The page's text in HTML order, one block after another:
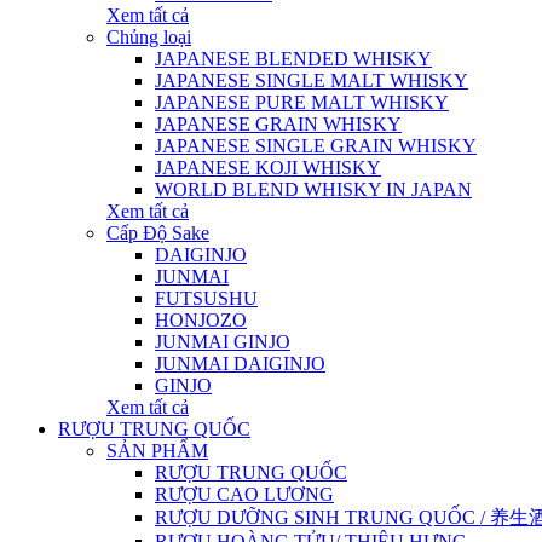
Xem tất cả
Chủng loại
JAPANESE BLENDED WHISKY
JAPANESE SINGLE MALT WHISKY
JAPANESE PURE MALT WHISKY
JAPANESE GRAIN WHISKY
JAPANESE SINGLE GRAIN WHISKY
JAPANESE KOJI WHISKY
WORLD BLEND WHISKY IN JAPAN
Xem tất cả
Cấp Độ Sake
DAIGINJO
JUNMAI
FUTSUSHU
HONJOZO
JUNMAI GINJO
JUNMAI DAIGINJO
GINJO
Xem tất cả
RƯỢU TRUNG QUỐC
SẢN PHẨM
RƯỢU TRUNG QUỐC
RƯỢU CAO LƯƠNG
RƯỢU DƯỠNG SINH TRUNG QUỐC / 养生